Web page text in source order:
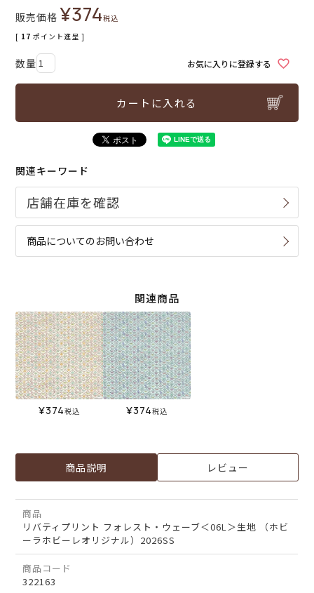
販売価格 ¥374税込
[ 17 ポイント進呈 ]
お気に入りに登録する
カートに入れる
関連キーワード
商品についてのお問い合わせ
関連商品
¥374税込 ¥374税込
商品説明 レビュー
商品
リバティプリント フォレスト・ウェーブ＜06L＞生地 （ホビ
ーラホビーレオリジナル）2026SS
商品コード
322163